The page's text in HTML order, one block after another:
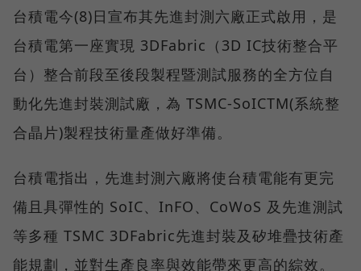
台積電今(8)日宣布其先進封測六廠正式啟用，是
台積電第一座實現 3DFabric（3D IC技術整合平
台）整合前段至後段製程暨測試服務的全方位自
動化先進封裝測試廠，為 TSMC-SoICTM(系統整
合晶片)製程技術量產做好準備。
台積電指出，先進封測六廠將使台積電能有更完
備且具彈性的 SoIC、InFO、CoWoS 及先進測試
等多種 TSMC 3DFabric先進封裝及矽堆疊技術產
能規劃，並對生產良率與效能帶來更高的綜效。